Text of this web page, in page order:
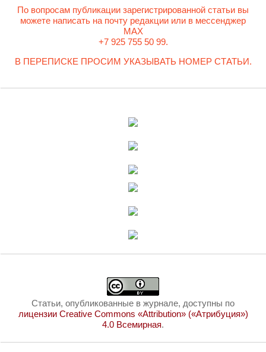
По вопросам публикации зарегистрированной статьи вы
можете написать на почту редакции или в мессенджер
MAX
+7 925 755 50 99.
В ПЕРЕПИСКЕ ПРОСИМ УКАЗЫВАТЬ НОМЕР СТАТЬИ.
Статьи, опубликованные в журнале, доступны по
лицензии Creative Commons «Attribution» («Атрибуция»)
4.0 Всемирная.